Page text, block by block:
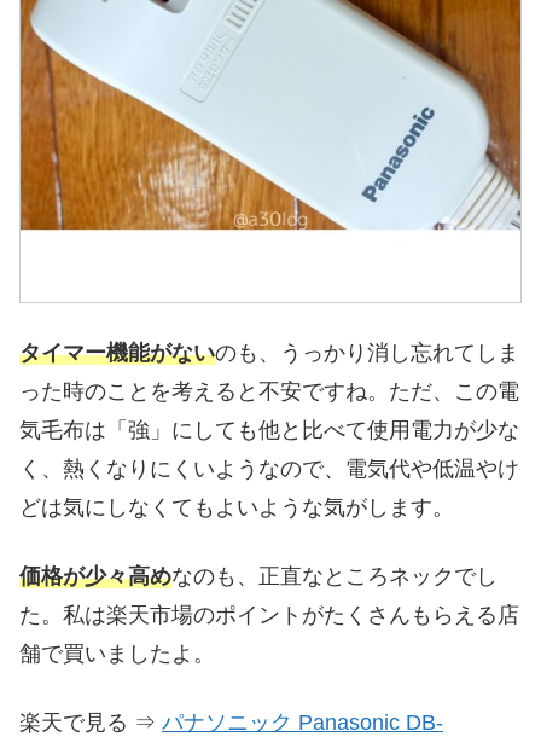
タイマー機能がないのも、うっかり消し忘れてしま
った時のことを考えると不安ですね。ただ、この電
気毛布は「強」にしても他と比べて使用電力が少な
く、熱くなりにくいようなので、電気代や低温やけ
どは気にしなくてもよいような気がします。
価格が少々高めなのも、正直なところネックでし
た。私は楽天市場のポイントがたくさんもらえる店
舗で買いましたよ。
楽天で見る ⇒ パナソニック Panasonic DB-